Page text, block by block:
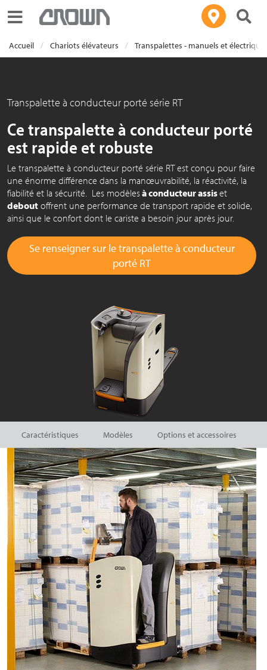
Toggle navigation
Accueil Chariots élévateurs Transpalettes - manuels et
Transpalette à conducteur porté série RT
Ce transpalette à conducteur porté
est rapide et robuste
Le transpalette à conducteur porté série RT est conçu pour faire
une énorme différence dans la manœuvrabilité, la réactivité, la
fiabilité et la sécurité. Les modèlesà conducteur assiset
debout offrent une performance de transport rapide et solide,
ainsi que le confort dont le cariste a besoin jour après jour.
Se renseigner sur le transpalette à conducteur
porté RT
Caractéristiques Modèles Options et accessoires